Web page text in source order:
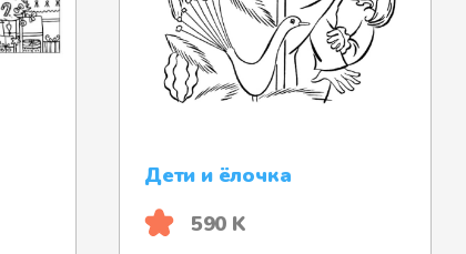
Дети и ёлочка
590 K